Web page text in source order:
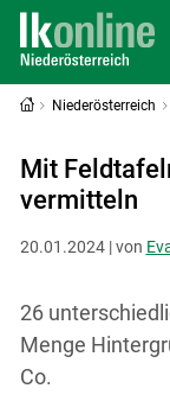
Niederösterreich
Mit
vermitteln
20.01.2024 | von
26
Menge
Co.